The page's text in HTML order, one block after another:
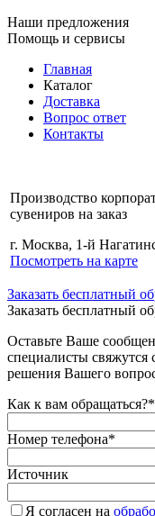
Наши предложения
Помощь и сервисы
Главная
Каталог
Доставка
Вопрос ответ
Контакты
Производство
сувениров на заказ
г. Москва, 1-й
Посмотреть на карте
Заказать бесплатный
Заказать бесплатный
Оставьте Ваше
специалисты
решения Вашего
Как к вам обращаться?*
Номер телефона*
Источник
Я согласен на